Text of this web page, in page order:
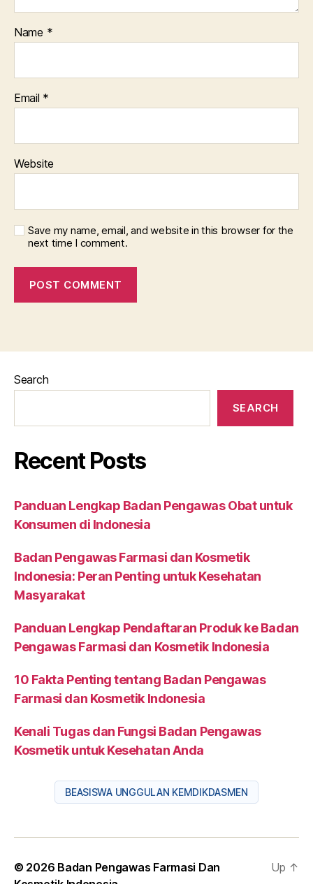
Name *
Email *
Website
Save my name, email, and website in this browser for the
next time I comment.
Search
SEARCH
Recent Posts
Panduan Lengkap Badan Pengawas Obat untuk
Konsumen di Indonesia
Badan Pengawas Farmasi dan Kosmetik
Indonesia: Peran Penting untuk Kesehatan
Masyarakat
Panduan Lengkap Pendaftaran Produk ke Badan
Pengawas Farmasi dan Kosmetik Indonesia
10 Fakta Penting tentang Badan Pengawas
Farmasi dan Kosmetik Indonesia
Kenali Tugas dan Fungsi Badan Pengawas
Kosmetik untuk Kesehatan Anda
BEASISWA UNGGULAN KEMDIKDASMEN
© 2026 Badan Pengawas Farmasi Dan
Up ↑